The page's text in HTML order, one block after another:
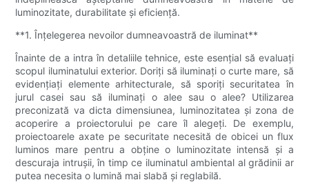
luminozitate, durabilitate și eficiență.
**1. Înțelegerea nevoilor dumneavoastră de iluminat**
Înainte de a intra în detaliile tehnice, este esențial să evaluați
scopul iluminatului exterior. Doriți să iluminați o curte mare, să
evidențiați elemente arhitecturale, să sporiți securitatea în
jurul casei sau să iluminați o alee sau o alee? Utilizarea
preconizată va dicta dimensiunea, luminozitatea și zona de
acoperire a proiectorului pe care îl alegeți. De exemplu,
proiectoarele axate pe securitate necesită de obicei un flux
luminos mare pentru a obține o luminozitate intensă și a
descuraja intrușii, în timp ce iluminatul ambiental al grădinii ar
putea necesita o lumină mai slabă și reglabilă.